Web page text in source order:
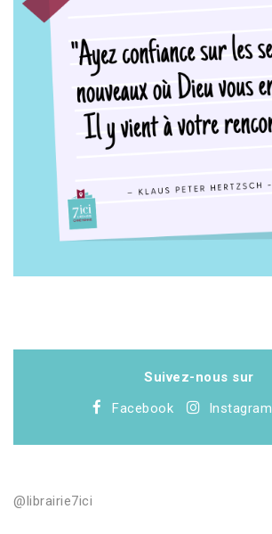
Suivez-nous sur
Facebook
Instagram
@librairie7ici